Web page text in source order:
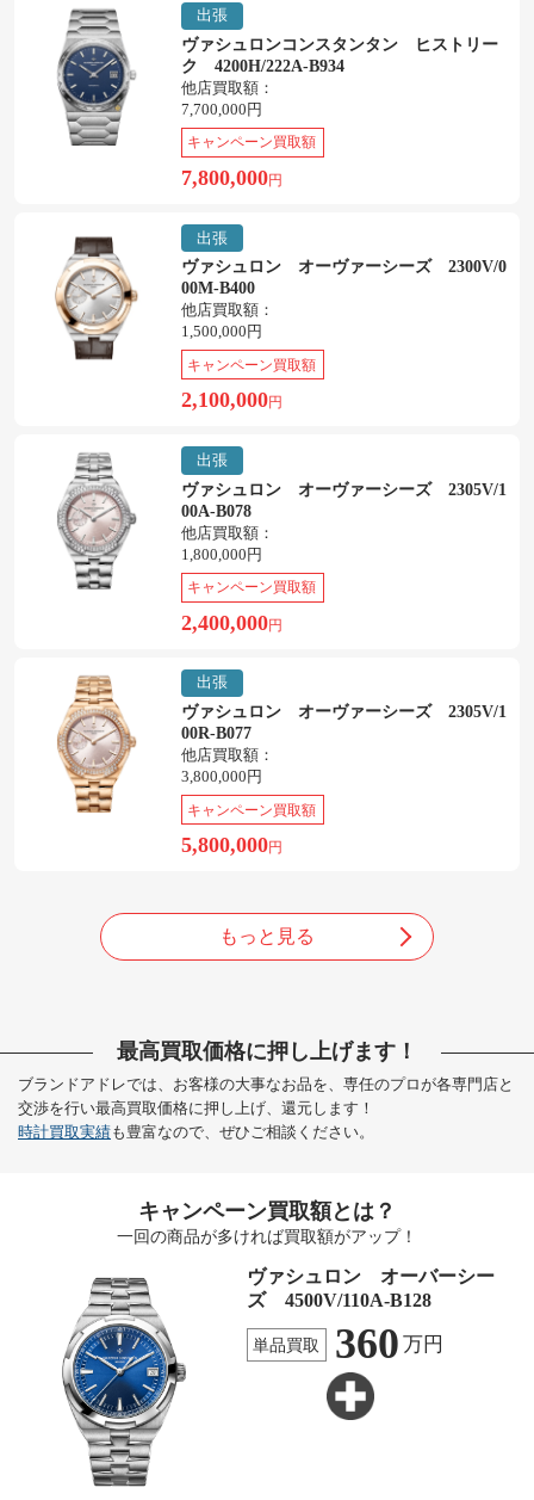
出張
ヴァシュロンコンスタンタン ヒストリー
ク 4200H/222A-B934
他店買取額：
7,700,000円
キャンペーン買取額
7,800,000円
出張
ヴァシュロン オーヴァーシーズ 2300V/0
00M-B400
他店買取額：
1,500,000円
キャンペーン買取額
2,100,000円
出張
ヴァシュロン オーヴァーシーズ 2305V/1
00A-B078
他店買取額：
1,800,000円
キャンペーン買取額
2,400,000円
出張
ヴァシュロン オーヴァーシーズ 2305V/1
00R-B077
他店買取額：
3,800,000円
キャンペーン買取額
5,800,000円
もっと見る
最高買取価格に押し上げます！
ブランドアドレでは、お客様の大事なお品を、専任のプロが各専門店と
交渉を行い最高買取価格に押し上げ、還元します！
時計買取実績も豊富なので、ぜひご相談ください。
キャンペーン買取額とは？
一回の商品が多ければ買取額がアップ！
ヴァシュロン オーバーシー
ズ 4500V/110A-B128
単品買取 360 万円